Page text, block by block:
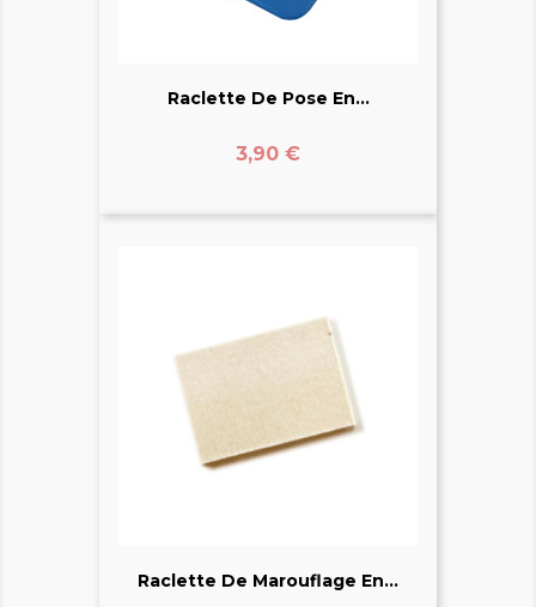
Raclette De Pose En...
Prix
3,90 €
Raclette De Marouflage En...